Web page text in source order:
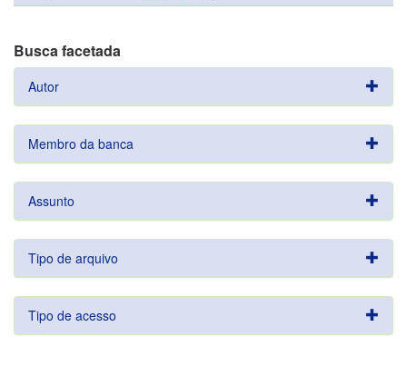
Busca facetada
Autor
Membro da banca
Assunto
Tipo de arquivo
Tipo de acesso